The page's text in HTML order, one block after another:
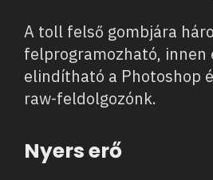
A toll felső gombjára
felprogramozható, innen
elindítható a Photoshop
raw-feldolgozónk.
Nyers erő